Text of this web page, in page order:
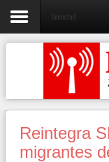
Sociedad
Reintegra
migrantes